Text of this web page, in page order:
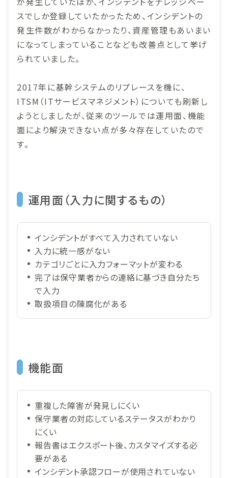
スでしか登録していたかったため、インシデントの
発生件数がわからなかったり、資産管理もあいまい
になってしまっていることなども改善点として挙げ
られていました。
2017年に基幹システムのリプレースを機に、
ITSM（ITサービスマネジメント）についても刷新し
ようとしましたが、従来のツールでは運用面、機能
面により解決できない点が多々存在していたので
す。
運用面（入力に関するもの）
インシデントがすべて入力されていない
入力に統一感がない
カテゴリごとに入力フォーマットが変わる
完了は保守業者からの連絡に基づき自分たち
で入力
取扱項目の陳腐化がある
機能面
重複した障害が発見しにくい
保守業者の対応しているステータスがわかり
にくい
報告書はエクスポート後、カスタマイズする必
要がある
インシデント承認フローが使用されていない